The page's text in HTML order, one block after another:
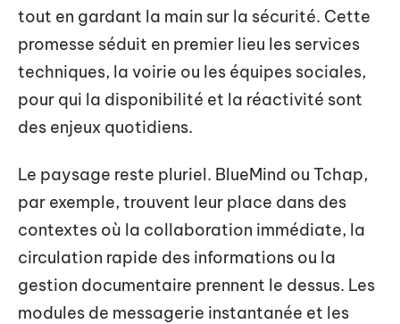
tout en gardant la main sur la sécurité. Cette
promesse séduit en premier lieu les services
techniques, la voirie ou les équipes sociales,
pour qui la disponibilité et la réactivité sont
des enjeux quotidiens.
Le paysage reste pluriel. BlueMind ou Tchap,
par exemple, trouvent leur place dans des
contextes où la collaboration immédiate, la
circulation rapide des informations ou la
gestion documentaire prennent le dessus. Les
modules de messagerie instantanée et les